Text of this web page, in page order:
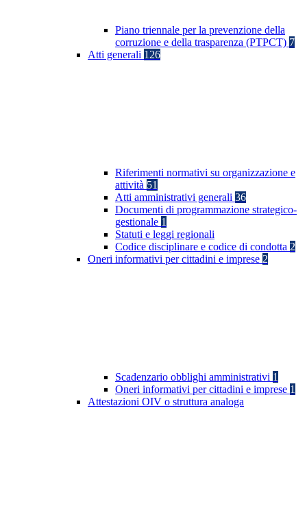
Piano triennale per la prevenzione della
corruzione e della trasparenza (PTPCT) 7
Atti generali 126
Riferimenti normativi su organizzazione e
attività 51
Atti amministrativi generali 36
Documenti di programmazione strategico-
gestionale 1
Statuti e leggi regionali
Codice disciplinare e codice di condotta 2
Oneri informativi per cittadini e imprese 2
Scadenzario obblighi amministrativi 1
Oneri informativi per cittadini e imprese 1
Attestazioni OIV o struttura analoga